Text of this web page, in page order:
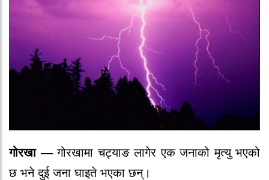
गोरखा —गोरखामा चट्याङ लागेर एक जनाको मृत्यु भएको
छ भने दुई जना घाइते भएका छन्।